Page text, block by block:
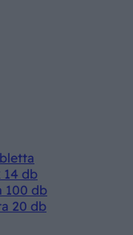
db
100 db
20 db